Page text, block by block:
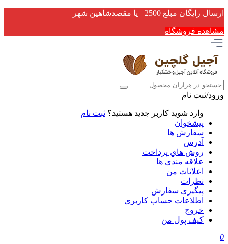
ارسال رایگان مبلغ 2500+ یا مقصدشاهین شهر
مشاهده فروشگاه
ورود/ثبت نام
وارد شوید کاربر جدید هستید؟ ثبت نام
پیشخوان
سفارش ها
آدرس
روش هاي پرداخت
علاقه مندی ها
اعلانات من
نظرات
پیگیری سفارش
اطلاعات حساب كاربری
خروج
کیف پول من
0